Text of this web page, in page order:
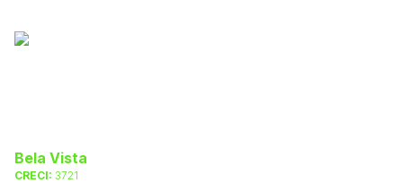
Bela Vista
CRECI: 3721